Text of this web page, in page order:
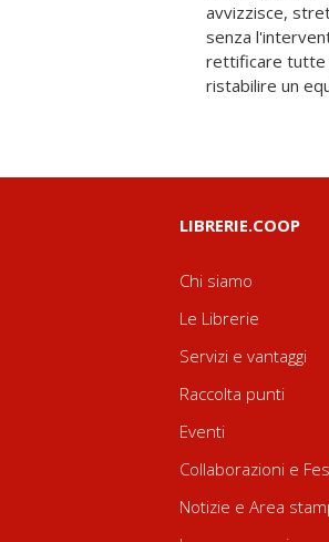
avvizzisce,
senza
rettificare tutte
ristabilire un
ovunque. E
seme che
LIBRERIE.COOP
Chi siamo
Le Librerie
Servizi e vantaggi
Raccolta punti
Eventi
Collaborazioni e
Notizie e Area